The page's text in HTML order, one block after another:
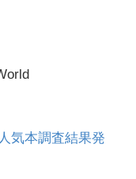
気本調査結果発